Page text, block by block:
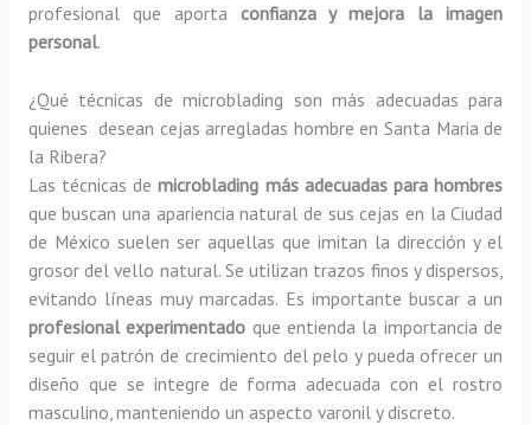
profesional que aporta confianza y mejora la imagen
personal.
¿Qué técnicas de microblading son más adecuadas para
quienes desean cejas arregladas hombre en Santa Maria de
la Ribera?
Las técnicas demicroblading más adecuadas para hombres
que buscan una apariencia natural de sus cejas en la Ciudad
de México suelen ser aquellas que imitan la dirección y el
grosor del vello natural. Se utilizan trazos finos y dispersos,
evitando líneas muy marcadas. Es importante buscar a un
profesional experimentado que entienda la importancia de
seguir el patrón de crecimiento del pelo y pueda ofrecer un
diseño que se integre de forma adecuada con el rostro
masculino, manteniendo un aspecto varonil y discreto.